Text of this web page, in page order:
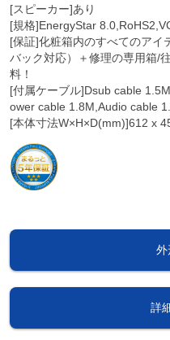
[スピーカー]あり
[規格]EnergyStar
[保証]化粧箱内のすべてのアイ
バック対応）＋修理の専用箱/
料！
[付属ケーブル]Dsub cable
ower cable 1.8M,Audio cable
[本体寸法W×H×D(mm)]612 x
外
詳